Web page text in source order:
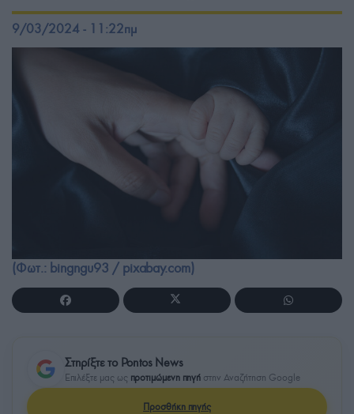
9/03/2024 - 11:22πμ
(Φωτ.: bingngu93 / pixabay.com)
Στηρίξτε το Pontos News
Επιλέξτε μας ως προτιμώμενη πηγή στην Αναζήτηση Google
Προσθήκη πηγής